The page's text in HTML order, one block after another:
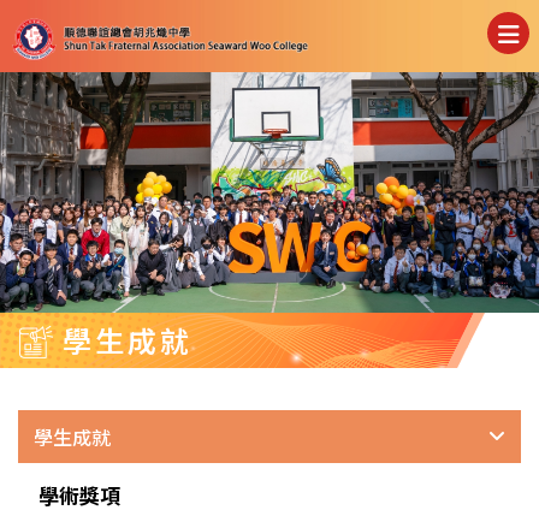
學生成就
學生成就
學術獎項